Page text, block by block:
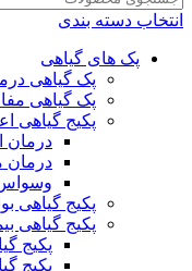
انتخاب دسته بندی
پک های گیاهی
پک گیاهی
پک گیاهی
پکیج گیاهی
پکیج گیاهی
پکیج گیاهی
پکیج
پکیج